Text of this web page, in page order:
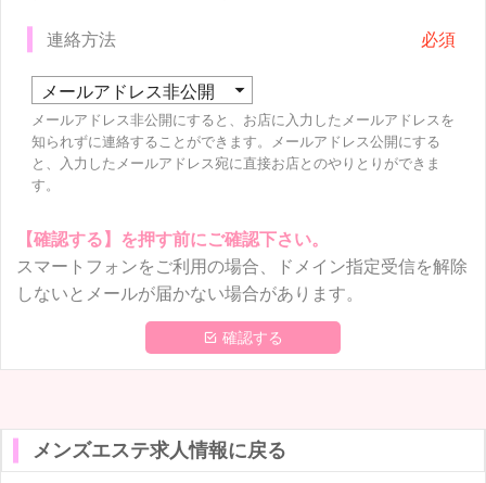
連絡方法
メールアドレス非公開にすると、お店に入力したメールアドレスを
知られずに連絡することができます。メールアドレス公開にする
と、入力したメールアドレス宛に直接お店とのやりとりができま
す。
【確認する】を押す前にご確認下さい。
スマートフォンをご利用の場合、ドメイン指定受信を解除
しないとメールが届かない場合があります。
 確認する
メンズエステ求人情報に戻る